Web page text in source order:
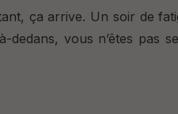
ça arrive. Un soir de
dedans, vous n’êtes pas